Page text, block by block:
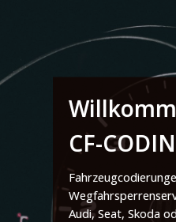
CF-
Audi, Seat, Skoda